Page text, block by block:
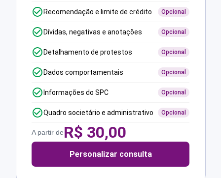
Recomendação e limite de crédito Opcional
Dívidas, negativas e anotações Opcional
Detalhamento de protestos Opcional
Dados comportamentais Opcional
Informações do SPC Opcional
Quadro societário e administrativo Opcional
A partir deR$ 30,00
Personalizar consulta